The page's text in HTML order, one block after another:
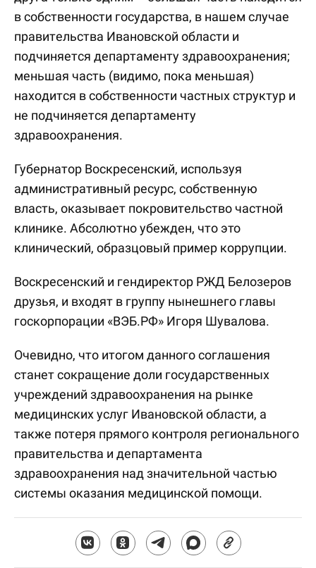
в собственности государства, в нашем случае
правительства Ивановской области и
подчиняется департаменту здравоохранения;
меньшая часть (видимо, пока меньшая)
находится в собственности частных структур и
не подчиняется департаменту
здравоохранения.
Губернатор Воскресенский, используя
административный ресурс, собственную
власть, оказывает покровительство частной
клинике. Абсолютно убежден, что это
клинический, образцовый пример коррупции.
Воскресенский и гендиректор РЖД Белозеров
друзья, и входят в группу нынешнего главы
госкорпорации «ВЭБ.РФ» Игоря Шувалова.
Очевидно, что итогом данного соглашения
станет сокращение доли государственных
учреждений здравоохранения на рынке
медицинских услуг Ивановской области, а
также потеря прямого контроля регионального
правительства и департамента
здравоохранения над значительной частью
системы оказания медицинской помощи.